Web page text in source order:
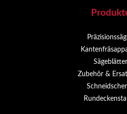
Sägeblätter
Zubehör &